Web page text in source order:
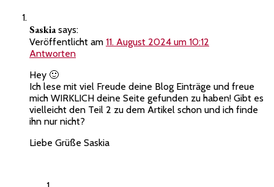
Saskia says:
Veröffentlicht am 11. August 2024 um 10:12
Antworten
Hey 🙂
Ich lese mit viel Freude deine Blog Einträge und freue
mich WIRKLICH deine Seite gefunden zu haben! Gibt es
vielleicht den Teil 2 zu dem Artikel schon und ich finde
ihn nur nicht?
Liebe Grüße Saskia